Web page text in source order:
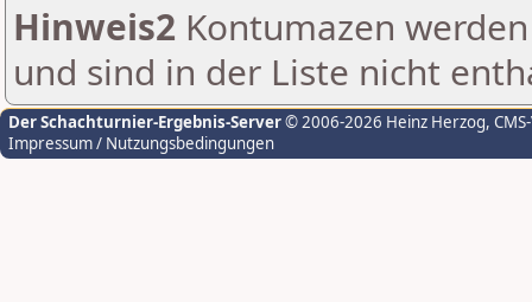
Hinweis2 Kontumazen
und sind in der Liste nicht
Der Schachturnier-Ergebnis-Server© 2006-2026 Heinz Herzog,
Impressum / Nutzungsbedingungen